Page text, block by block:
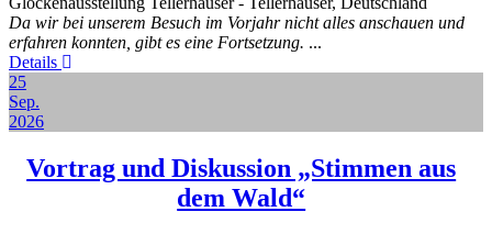
Da wir bei unserem Besuch im Vorjahr nicht alles anschauen und
erfahren konnten, gibt es eine Fortsetzung. ...
Details
25
Sep.
2026
Vortrag und Diskussion „Stimmen aus
dem Wald“